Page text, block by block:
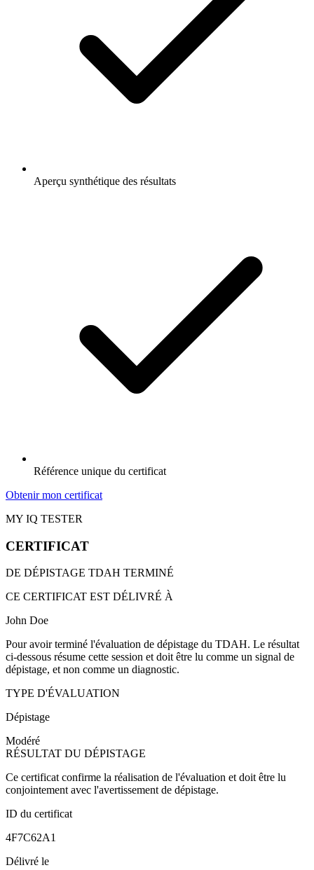
Aperçu synthétique des résultats
Référence unique du certificat
Obtenir mon certificat
MY IQ TESTER
CERTIFICAT
DE DÉPISTAGE TDAH TERMINÉ
CE CERTIFICAT EST DÉLIVRÉ À
John Doe
Pour avoir terminé l'évaluation de dépistage du TDAH. Le résultat
ci-dessous résume cette session et doit être lu comme un signal de
dépistage, et non comme un diagnostic.
TYPE D'ÉVALUATION
Dépistage
Modéré
RÉSULTAT DU DÉPISTAGE
Ce certificat confirme la réalisation de l'évaluation et doit être lu
conjointement avec l'avertissement de dépistage.
ID du certificat
4F7C62A1
Délivré le